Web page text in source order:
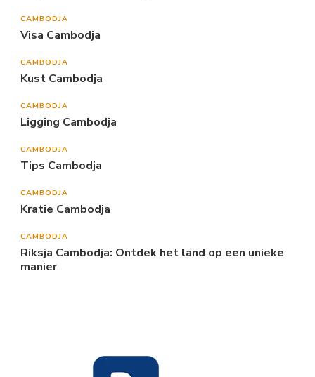
CAMBODJA
Visa Cambodja
CAMBODJA
Kust Cambodja
CAMBODJA
Ligging Cambodja
CAMBODJA
Tips Cambodja
CAMBODJA
Kratie Cambodja
CAMBODJA
Riksja Cambodja: Ontdek het land op een unieke
manier